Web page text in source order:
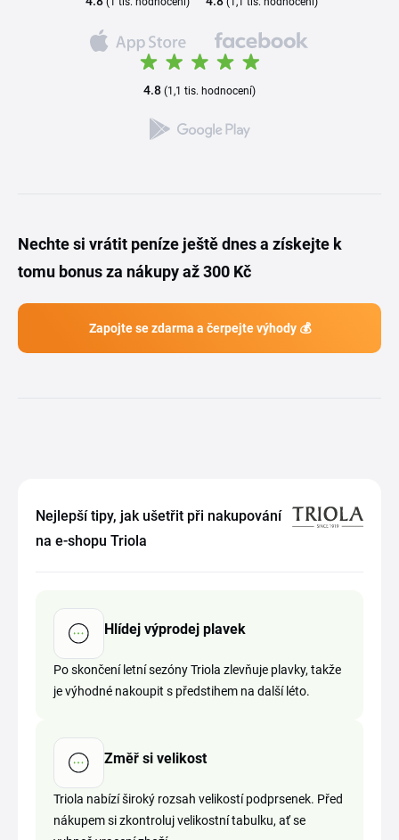
4.8 (1,1 tis. hodnocení)
Nechte si vrátit peníze ještě dnes a získejte k
tomu bonus za nákupy až 300 Kč
Zapojte se zdarma a čerpejte výhody 💰
Nejlepší tipy, jak ušetřit při nakupování
na e-shopu Triola
Hlídej výprodej plavek
Po skončení letní sezóny Triola zlevňuje plavky, takže
je výhodné nakoupit s předstihem na další léto.
Změř si velikost
Triola nabízí široký rozsah velikostí podprsenek. Před
nákupem si zkontroluj velikostní tabulku, ať se